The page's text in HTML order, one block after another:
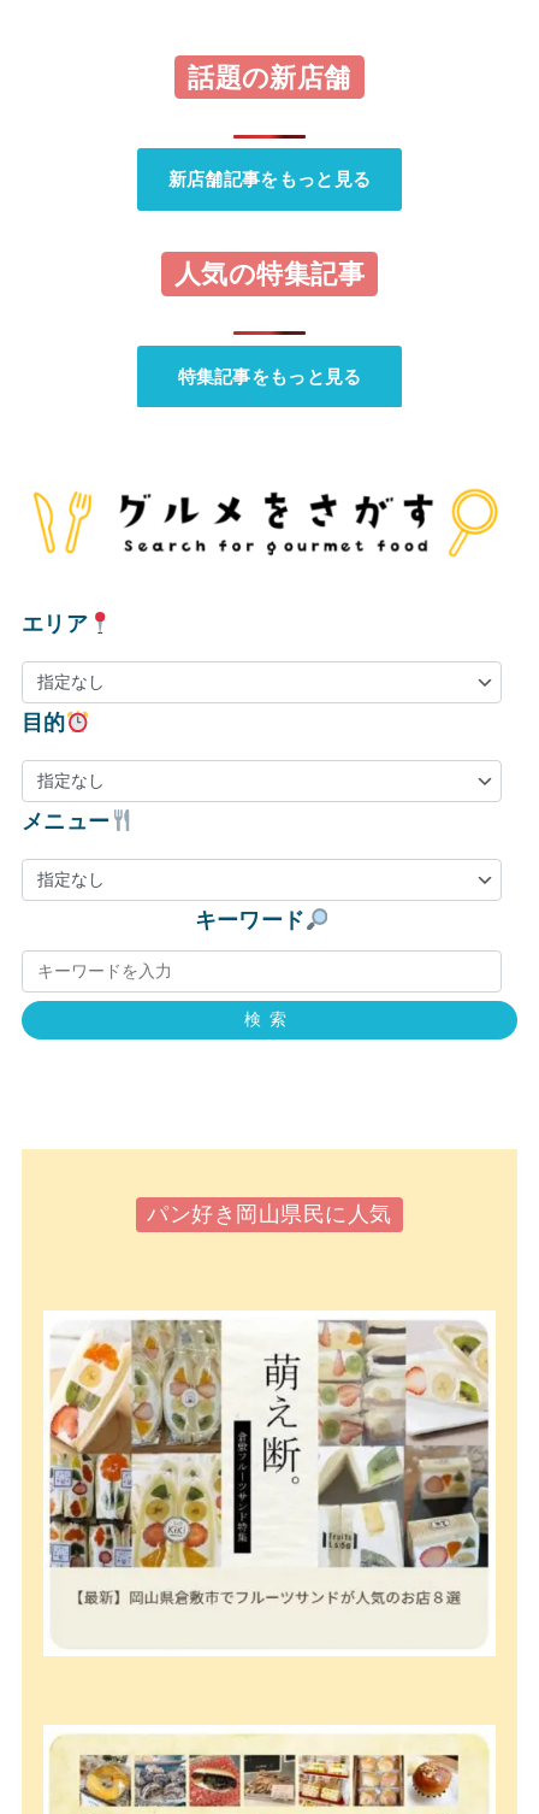
話題の新店舗
新店舗記事をもっと見る
人気の特集記事
特集記事をもっと見る
エリア
目的
メニュー
キーワード
検索
パン好き岡山県民に人気